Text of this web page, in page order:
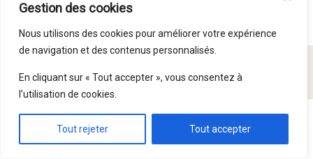
Gestion des cookies
Nous utilisons des cookies pour améliorer votre expérience
de navigation et des contenus personnalisés.
En cliquant sur « Tout accepter », vous consentez à
l’utilisation de cookies.
Tout rejeter Tout accepter